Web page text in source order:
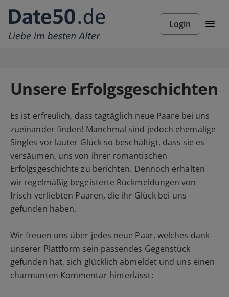
Login
Unsere Erfolgsgeschichten
Es ist erfreulich, dass tagtäglich neue Paare bei uns
zueinander finden! Manchmal sind jedoch ehemalige
Singles vor lauter Glück so beschäftigt, dass sie es
versäumen, uns von ihrer romantischen
Erfolgsgeschichte zu berichten. Dennoch erhalten
wir regelmäßig begeisterte Rückmeldungen von
frisch verliebten Paaren, die ihr Glück bei uns
gefunden haben.
Wir freuen uns über jedes neue Paar, welches dank
unserer Plattform sein passendes Gegenstück
gefunden hat, sich glücklich abmeldet und uns einen
charmanten Kommentar hinterlässt: